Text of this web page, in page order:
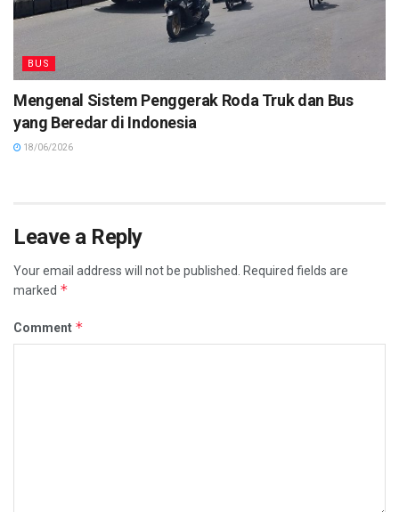
BUS
Mengenal Sistem Penggerak Roda Truk dan Bus
yang Beredar di Indonesia
18/06/2026
Leave a Reply
Your email address will not be published.
Required fields are
marked *
Comment *